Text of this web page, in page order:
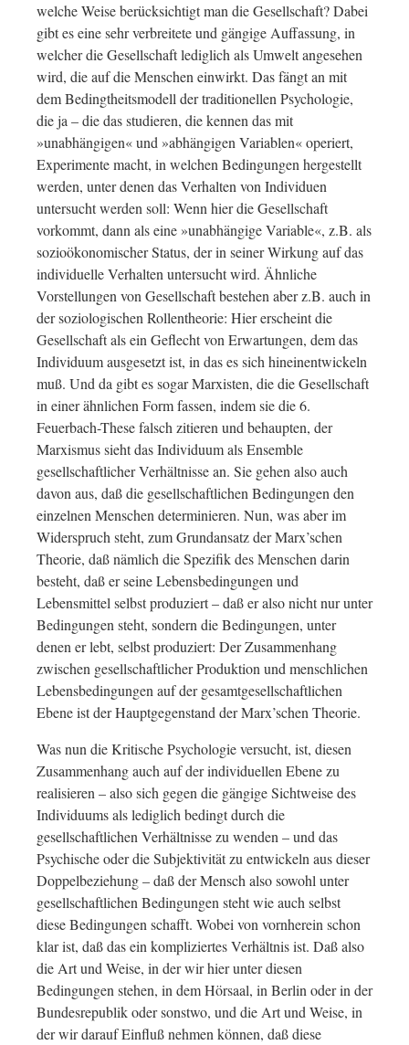
welche Weise berücksichtigt man die Gesellschaft? Dabei
gibt es eine sehr verbreitete und gängige Auffassung, in
welcher die Gesellschaft lediglich als Umwelt angesehen
wird, die auf die Menschen einwirkt. Das fängt an mit
dem Bedingtheitsmodell der traditionellen Psychologie,
die ja – die das studieren, die kennen das mit
»unabhängigen« und »abhängigen Variablen« operiert,
Experimente macht, in welchen Bedingungen hergestellt
werden, unter denen das Verhalten von Individuen
untersucht werden soll: Wenn hier die Gesellschaft
vorkommt, dann als eine »unabhängige Variable«, z.B. als
sozioökonomischer Status, der in seiner Wirkung auf das
individuelle Verhalten untersucht wird. Ähnliche
Vorstellungen von Gesellschaft bestehen aber z.B. auch in
der soziologischen Rollentheorie: Hier erscheint die
Gesellschaft als ein Geflecht von Erwartungen, dem das
Individuum ausgesetzt ist, in das es sich hineinentwickeln
muß. Und da gibt es sogar Marxisten, die die Gesellschaft
in einer ähnlichen Form fassen, indem sie die 6.
Feuerbach-These falsch zitieren und behaupten, der
Marxismus sieht das Individuum als Ensemble
gesellschaftlicher Verhältnisse an. Sie gehen also auch
davon aus, daß die gesellschaftlichen Bedingungen den
einzelnen Menschen determinieren. Nun, was aber im
Widerspruch steht, zum Grundansatz der Marx’schen
Theorie, daß nämlich die Spezifik des Menschen darin
besteht, daß er seine Lebensbedingungen und
Lebensmittel selbst produziert – daß er also nicht nur unter
Bedingungen steht, sondern die Bedingungen, unter
denen er lebt, selbst produziert: Der Zusammenhang
zwischen gesellschaftlicher Produktion und menschlichen
Lebensbedingungen auf der gesamtgesellschaftlichen
Ebene ist der Hauptgegenstand der Marx’schen Theorie.
Was nun die Kritische Psychologie versucht, ist, diesen
Zusammenhang auch auf der individuellen Ebene zu
realisieren – also sich gegen die gängige Sichtweise des
Individuums als lediglich bedingt durch die
gesellschaftlichen Verhältnisse zu wenden – und das
Psychische oder die Subjektivität zu entwickeln aus dieser
Doppelbeziehung – daß der Mensch also sowohl unter
gesellschaftlichen Bedingungen steht wie auch selbst
diese Bedingungen schafft. Wobei von vornherein schon
klar ist, daß das ein kompliziertes Verhältnis ist. Daß also
die Art und Weise, in der wir hier unter diesen
Bedingungen stehen, in dem Hörsaal, in Berlin oder in der
Bundesrepublik oder sonstwo, und die Art und Weise, in
der wir darauf Einfluß nehmen können, daß diese